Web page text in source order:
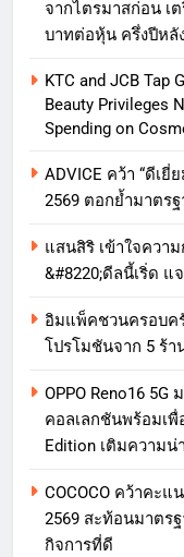
จากไตรมาสก่อน เ
บาทต่อหุ้น ครึ่งปีหลั
KTC and JCB Tap
Beauty Privileges
Spending on
ADVICE คว้า “ดีเยี่
2569 ตอกย้ำมาตร
แสนสิริ เข้าใจควา
&#8220;ดีลนี้เริ่ด แ
อิมแพ็คชวนครอบค
โปรโมชันจาก 5 ร้
OPPO Reno16 5G
คอลเลกชันพร้อมเ
Edition เติมความน่
COCOCO คว้าคะแ
2569 สะท้อนมาตร
กิจการที่ดี